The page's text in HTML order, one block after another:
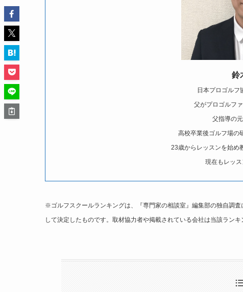
鈴
日本プロゴルフ
父がプロゴルフ
父指導の
高校卒業後ゴルフ場の
23歳からレッスンを始め
現在もレッ
※ゴルフスクールランキングは、『専門家の相談室』編集部の独自調
して決定したものです。取材協力者や掲載されている会社は当該ランキ